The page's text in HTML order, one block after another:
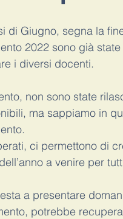
Didattica a
di Giugno, segna la
2022 sono già
i diversi docenti.
non sono state
ma sappiamo in
ci permettono di
a venire per
a presentare
potrebbe